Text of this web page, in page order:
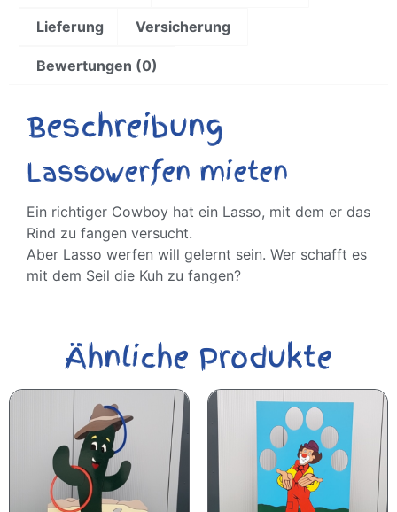
Lieferung Versicherung
Bewertungen (0)
Beschreibung
Lassowerfen mieten
Ein richtiger Cowboy hat ein Lasso, mit dem er das
Rind zu fangen versucht.
Aber Lasso werfen will gelernt sein. Wer schafft es
mit dem Seil die Kuh zu fangen?
Ähnliche Produkte